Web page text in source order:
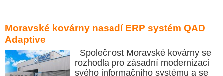
Moravské kovárny nasadí ERP systém QAD
Adaptive
Společnost Moravské kovárny se
rozhodla pro zásadní modernizaci
svého informačního systému a se